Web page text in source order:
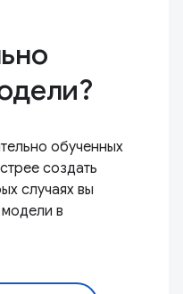
обученных
создать
случаях вы
в